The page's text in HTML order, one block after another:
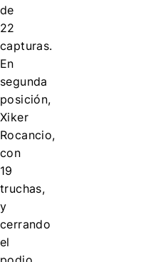
de
22
capturas.
En
segunda
posición,
Xiker
Rocancio,
con
19
truchas,
y
cerrando
el